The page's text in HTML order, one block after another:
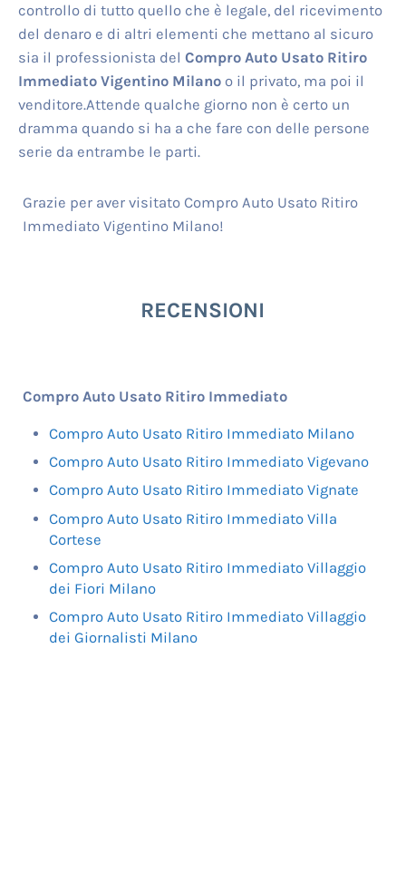
controllo di tutto quello che è legale, del ricevimento
del denaro e di altri elementi che mettano al sicuro
sia il professionista del Compro Auto Usato Ritiro
Immediato Vigentino Milanoo il privato, ma poi il
venditore.Attende qualche giorno non è certo un
dramma quando si ha a che fare con delle persone
serie da entrambe le parti.
Grazie per aver visitato Compro Auto Usato Ritiro
Immediato Vigentino Milano!
RECENSIONI
Compro Auto Usato Ritiro Immediato
Compro Auto Usato Ritiro Immediato Milano
Compro Auto Usato Ritiro Immediato Vigevano
Compro Auto Usato Ritiro Immediato Vignate
Compro Auto Usato Ritiro Immediato Villa
Cortese
Compro Auto Usato Ritiro Immediato Villaggio
dei Fiori Milano
Compro Auto Usato Ritiro Immediato Villaggio
dei Giornalisti Milano